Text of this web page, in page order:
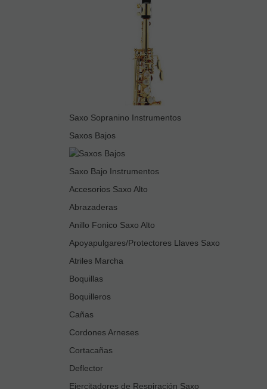
Saxo Sopranino Instrumentos
Saxos Bajos
Saxo Bajo Instrumentos
Accesorios Saxo Alto
Abrazaderas
Anillo Fonico Saxo Alto
Apoyapulgares/Protectores Llaves Saxo
Atriles Marcha
Boquillas
Boquilleros
Cañas
Cordones Arneses
Cortacañas
Deflector
Ejercitadores de Respiración Saxo